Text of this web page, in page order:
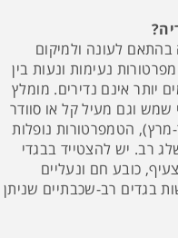
בהתאם לעונה ולמיקום
נעימות ונעות בין
יותר אינם נדירים. מומלץ
וגם מעיל קל או סוודר
הטמפרטורות נופלות
רב. יש להצטייד בבגדי
כובע חם ונעליים
בגדים רב-שכבתיים שניתן